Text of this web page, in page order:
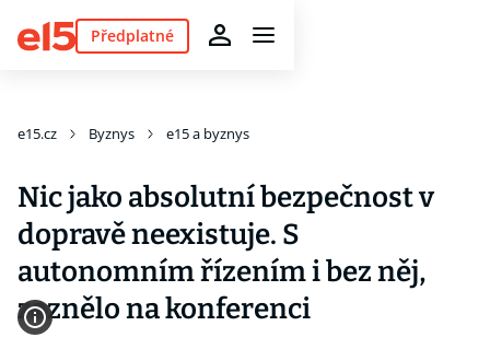
Předplatné
e15.cz Byznys e15 a byznys
Nic jako absolutní bezpečnost v
dopravě neexistuje. S
autonomním řízením i bez něj,
zaznělo na konferenci